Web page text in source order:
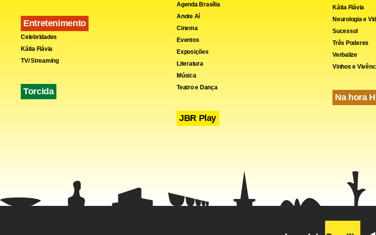
Entretenimento
Celebridades
Kátia Flávia
TV/ Streaming
Torcida
Agenda Brasília
Anote Aí
Cinema
Eventos
Exposições
Literatura
Música
Teatro e Dança
JBR Play
Kátia Flávia
Neurologia e
Sucesso!
Três Poderes
Verbalize
Vinhos e
Na hora